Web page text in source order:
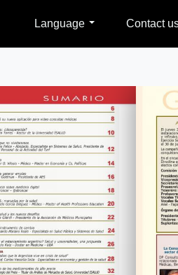
Language Contact